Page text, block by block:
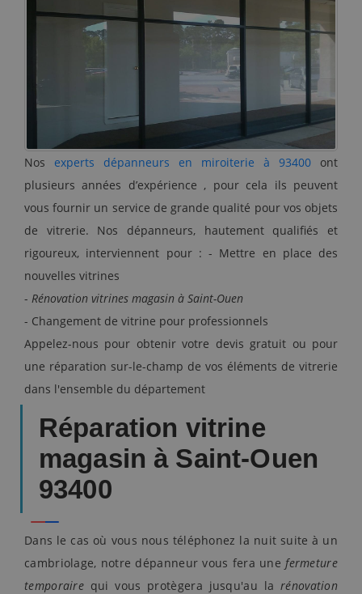
Nos experts dépanneurs en miroiterie à 93400 ont
plusieurs années d’expérience , pour cela ils peuvent
vous fournir un service de grande qualité pour vos objets
de vitrerie. Nos dépanneurs, hautement qualifiés et
rigoureux, interviennent pour : - Mettre en place des
nouvelles vitrines
- Rénovation vitrines magasin à Saint-Ouen
- Changement de vitrine pour professionnels
Appelez-nous pour obtenir votre devis gratuit ou pour
une réparation sur-le-champ de vos éléments de vitrerie
dans l'ensemble du département
Réparation vitrine
magasin à Saint-Ouen
93400
Dans le cas où vous nous téléphonez la nuit suite à un
cambriolage, notre dépanneur vous fera unefermeture
temporaire qui vous protègera jusqu'au la rénovation